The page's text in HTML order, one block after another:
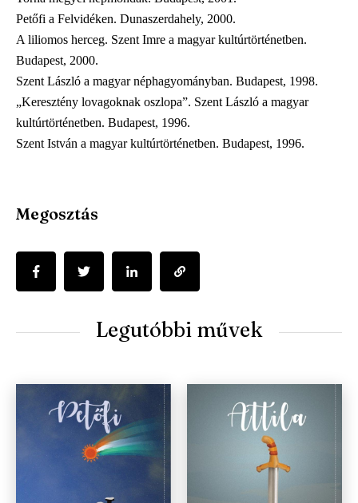
Megosztás
Petőfi a Felvidéken. Dunaszerdahely, 2000.
A liliomos herceg. Szent Imre a magyar kultúrtörténetben.
Budapest, 2000.
Szent László a magyar néphagyományban. Budapest, 1998.
„Keresztény lovagoknak oszlopa”. Szent László a magyar
kultúrtörténetben. Budapest, 1996.
Szent István a magyar kultúrtörténetben. Budapest, 1996.
Legutóbbi művek